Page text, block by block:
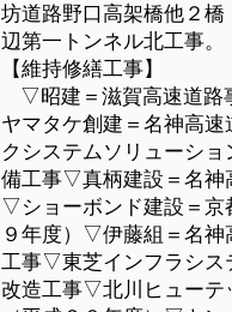
坊道路野口高架橋他２
辺第一トンネル北工事。
【維持修繕工事】
▽昭建＝滋賀高速道路
ヤマタケ創建＝名神高
クシステムソリューシ
備工事▽真柄建設＝名神
▽ショーボンド建設＝京
９ 年度）▽伊藤組＝名神
工事▽東芝インフラシス
改造工事▽北川ヒューテ